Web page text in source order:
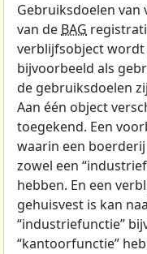
Gebruiksdoelen
van de BAG
verblijfsobject
bijvoorbeeld als
de gebruiksdoelen
Aan één object
toegekend. Een
waarin een
zowel een
hebben. En een
gehuisvest is kan
“industriefunctie”
“kantoorfunctie”